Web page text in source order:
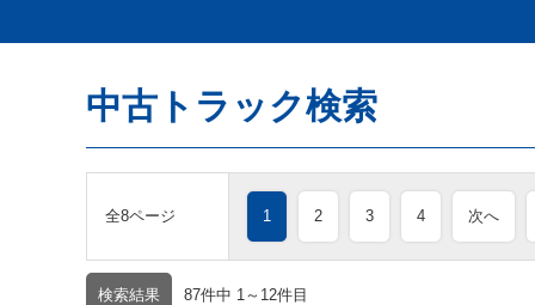
中古トラック検索
全8ページ 1 2 3 4 次へ
検索結果 87件中 1～12件目